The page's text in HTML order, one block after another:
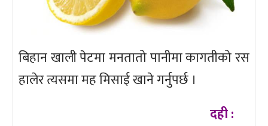
बिहान खाली पेटमा मनतातो पानीमा कागतीको रस
हालेर त्यसमा मह मिसाई खाने गर्नुपर्छ ।
दही :